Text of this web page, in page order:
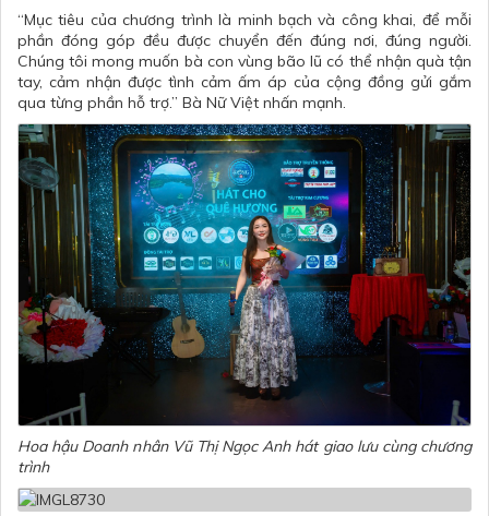
“Mục tiêu của chương trình là minh bạch và công khai, để mỗi
phần đóng góp đều được chuyển đến đúng nơi, đúng người.
Chúng tôi mong muốn bà con vùng bão lũ có thể nhận quà tận
tay, cảm nhận được tình cảm ấm áp của cộng đồng gửi gắm
qua từng phần hỗ trợ.” Bà Nữ Việt nhấn mạnh.
Hoa hậu Doanh nhân Vũ Thị Ngọc Anh hát giao lưu cùng chương
trình